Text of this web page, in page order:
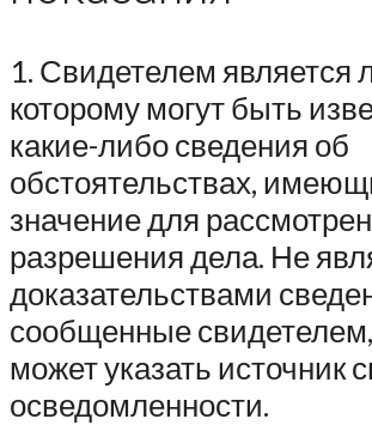
1. Свидетелем является
которому могут быть
какие-либо сведения об
обстоятельствах,
значение для
разрешения дела. Не
доказательствами
сообщенные
может указать источник
осведомленности.